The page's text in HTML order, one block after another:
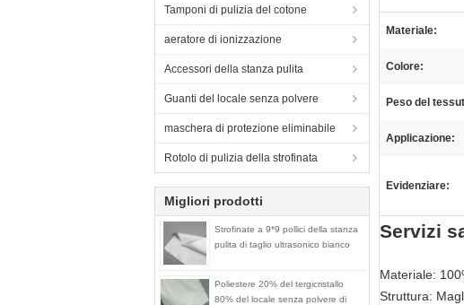
Tamponi di pulizia del cotone
aeratore di ionizzazione
Accessori della stanza pulita
Guanti del locale senza polvere
maschera di protezione eliminabile
Rotolo di pulizia della strofinata
Migliori prodotti
Strofinate a 9*9 pollici della stanza
pulita di taglio ultrasonico bianco
Poliestere 20% del tergicristallo
80% del locale senza polvere di
Materiale:
Colore:
Peso del
Applicazione:
Evidenziare:
Servizi
Materiale:
Struttura: